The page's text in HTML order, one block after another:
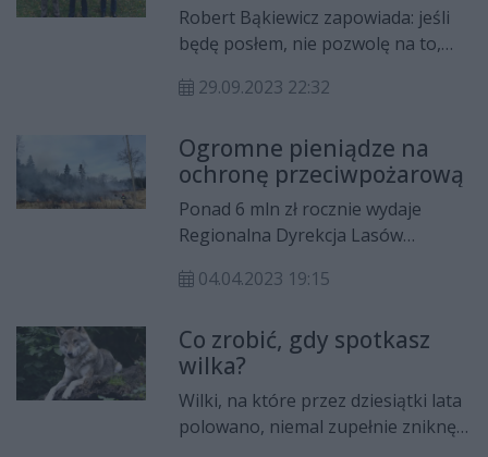
Robert Bąkiewicz zapowiada: jeśli
będę posłem, nie pozwolę na to,
zarządzanie. Tak kandydat na posła
wyrok Trybunału Sprawiedliwości,
wedle którego wpływ na
funkcjonowanie polskich lasów
może mieć np. Komisja Europejska.
29.09.2023 22:32
Ogromne pieniądze na
ochronę przeciwpożarową
Ponad 6 mln zł rocznie wydaje
Regionalna Dyrekcja Lasów
przeciwpożarową. To nie tylko
dyspozycyjnych, ale też samolotów
gaśniczych i specjalistycznej
aparatury.
04.04.2023 19:15
Co zrobić, gdy spotkasz
wilka?
Wilki, na które przez dziesiątki lata
polowano, niemal zupełnie zniknęły